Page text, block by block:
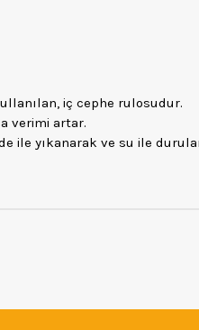
iç cephe rulosudur.
verimi artar.
ile yıkanarak ve su ile